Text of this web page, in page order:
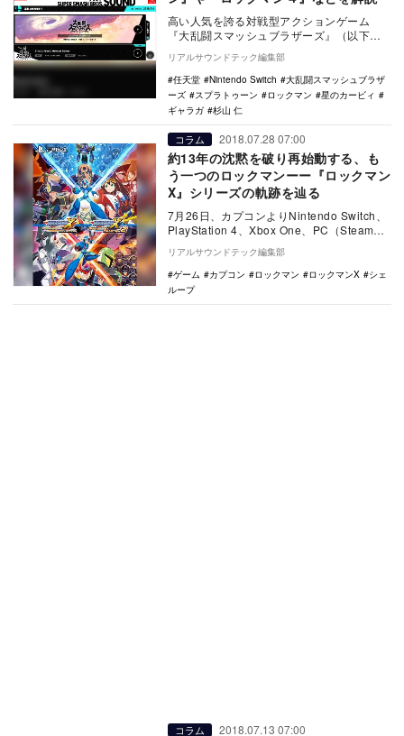
高い人気を誇る対戦型アクションゲーム
『大乱闘スマッシュブラザーズ』（以下ス
マブラ）シリーズの待望の新作として、
2018年12月７…
リアルサウンドテック編集部
任天堂
Nintendo Switch
大乱闘スマッシュブラザ
ーズ
スプラトゥーン ロックマン
星のカービィ
ギャラガ
杉山 仁
コラム 2018.07.28 07:00
約13年の沈黙を破り再始動する、も
う一つのロックマンーー『ロックマン
X』シリーズの軌跡を辿る
7月26日、カプコンよりNintendo Switch、
PlayStation 4、Xbox One、PC（Steam）
リアルサウンドテック編集部
ゲーム
カプコン ロックマン ロックマンX
シェ
ループ
コラム 2018.07.13 07:00